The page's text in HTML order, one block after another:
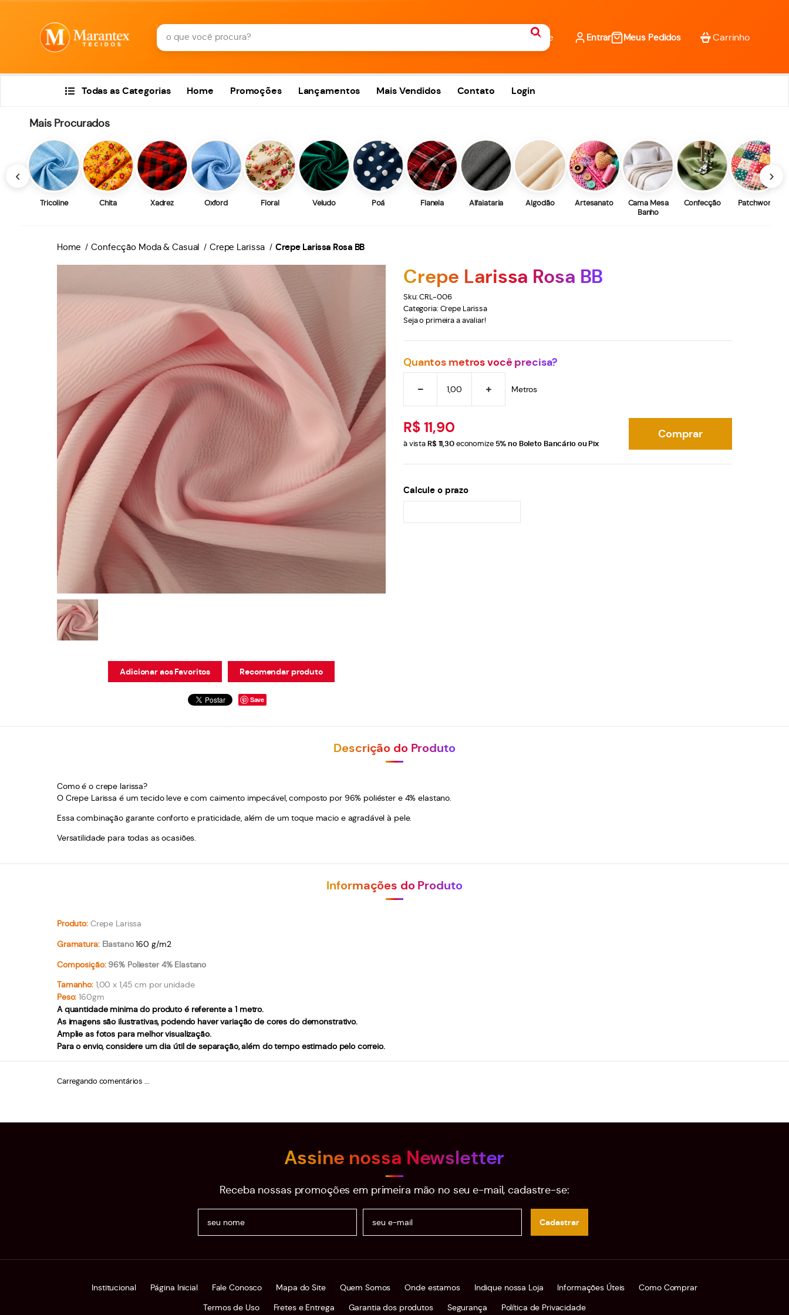
Entrar Meus Pedidos
Todas as Categorias Home Promoções Lançamentos Mais Vendidos Contato Login
‹
Mais Procurados
Tricoline Chita Xadrez Oxford Floral Veludo Poá Flanela Alfaiataria Algodão Artesanato
Cama Mesa
Banho
Confecção Patchwork
›
Home Confecção Moda & Casual Crepe Larissa Crepe Larissa Rosa BB
Adicionar aos Favoritos Recomendar produto
Save
Crepe Larissa Rosa BB
Sku:CRL-006
Categoria: Crepe Larissa
Seja o primeira a avaliar!
Quantos metros você precisa?
Metros
R$ 11,90
à vistaR$ 11,30economize 5%no Boleto Bancário ou Pix
Comprar
Calcule o prazo
Descrição do Produto
Como é o crepe larissa?
O Crepe Larissa é um tecido leve e com caimento impecável, composto por 96% poliéster e 4% elastano.
Essa combinação garante conforto e praticidade, além de um toque macio e agradável à pele.
Versatilidade para todas as ocasiões.
Informações do Produto
Produto: Crepe Larissa
Gramatura: Elastano160 g/m2
Composição: 96% Poliester 4% Elastano
Tamanho: 1,00 x 1,45 cm por unidade
Peso: 160gm
A quantidade minima do produto é referente a 1 metro.
As imagens são ilustrativas, podendo haver variação de cores do demonstrativo.
Amplie as fotos para melhor visualização.
Para o envio, considere um dia útil de separação, além do tempo estimado pelo correio.
Carregando comentários ...
Assine nossa Newsletter
Receba nossas promoções em primeira mão no seu e-mail, cadastre-se:
Cadastrar
Institucional Página Inicial Fale Conosco Mapa do Site Quem Somos Onde estamos Indique nossa Loja Informações Úteis
Como Comprar
Termos de Uso
Fretes e Entrega Garantia dos produtos Segurança Política de Privacidade